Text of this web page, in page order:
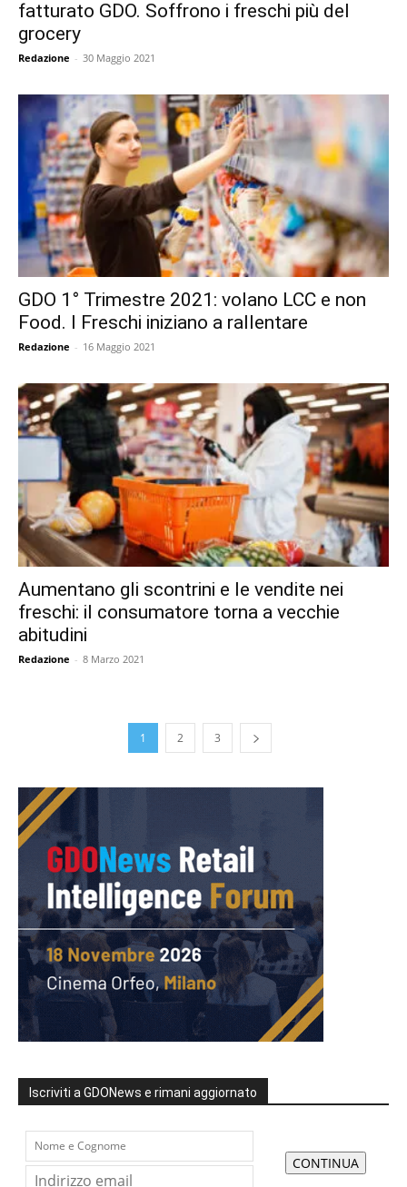
fatturato GDO. Soffrono i freschi più del
grocery
Redazione - 30 Maggio 2021
GDO 1° Trimestre 2021: volano LCC e non
Food. I Freschi iniziano a rallentare
Redazione - 16 Maggio 2021
Aumentano gli scontrini e le vendite nei
freschi: il consumatore torna a vecchie
abitudini
Redazione - 8 Marzo 2021
1 2 3
Iscriviti a GDONews e rimani aggiornato